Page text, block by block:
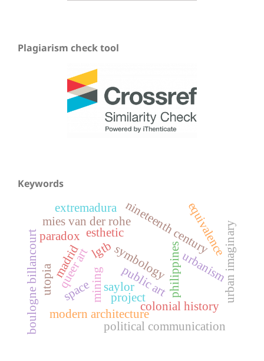
Plagiarism check tool
Keywords
symbology
lgtb
saylor
queer art
esthetic
philippines
madrid
colonial history
urbanism
nineteenth century
mining
paradox
mies van der rohe
modern architecture
project
space
equivalence
boulogne billancourt political communication
extremadura
urban imaginary
public art
utopia